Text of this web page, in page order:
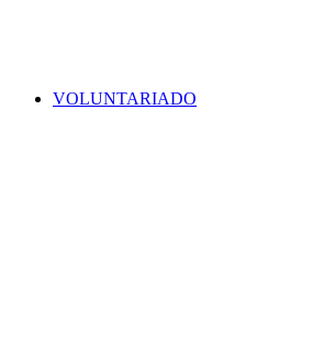
VOLUNTARIADO